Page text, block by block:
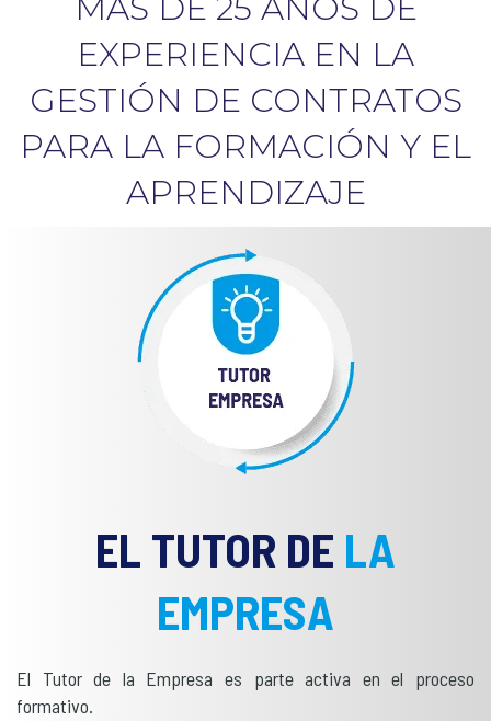
EXPERIENCIA EN LA
GESTIÓN DE CONTRATOS
PARA LA FORMACIÓN Y EL
APRENDIZAJE
EL TUTOR DE LA
EMPRESA
El Tutor de la Empresa es parte activa en el proceso
formativo.